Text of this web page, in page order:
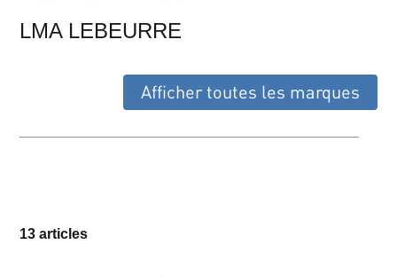
LMA LEBEURRE
Afficher toutes les marques
13 articles